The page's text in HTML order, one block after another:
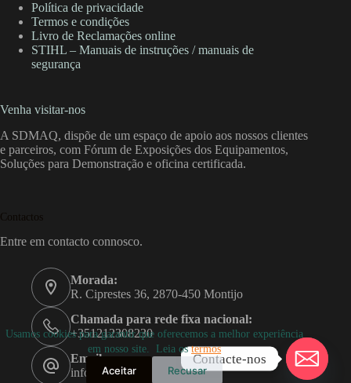
Usamos cookies para garantir que oferecemos a melhor experiência
em nosso site. Leia ostermos
Aceitar Recusar
Política de privacidade
Termos e condições
Livro de Reclamações online
STIHL – Manuais de instruções / manuais de
segurança
Venha visitar-nos
A SDMAQ, dispõe de um espaço de apoio aos nossos clientes
e parceiros, com Fórum de Exposições dos Equipamentos,
Soluções para Demonstração e oficina certificada.
Contactos
Entre em contacto connosco.
Morada:
R. Ciprestes 36, 2870-450 Montijo
Chamada para rede fixa nacional:
+351212308230
Email:
info@sdmaq.pt
Contacte-nos